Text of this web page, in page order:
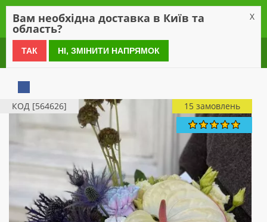
0 800 21 54 55
КОД [564626] 15 замовлень
Вам необхідна доставка в Київ та
область?
X
ТАК НІ, ЗМІНИТИ НАПРЯМОК